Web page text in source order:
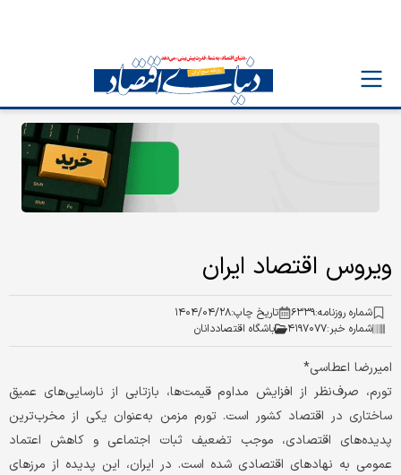
ویروس اقتصاد ایران
شماره روزنامه:۶۳۳۹ تاریخ چاپ:۱۴۰۴/۰۴/۲۸
شماره خبر:۴۱۹۷۰۷۷ باشگاه اقتصاددانان
امیررضا اعطاسی*
تورم، صرف‌‌‌نظر از افزایش مداوم قیمت‌‌‌ها، بازتابی از نارسایی‌‌‌های عمیق
ساختاری در اقتصاد کشور است. تورم مزمن به‌‌‌عنوان یکی از مخرب‌‌‌ترین
پدیده‌‌‌های اقتصادی، موجب تضعیف ثبات اجتماعی و کاهش اعتماد
عمومی به نهادهای اقتصادی شده است. در ایران، این پدیده از مرزهای